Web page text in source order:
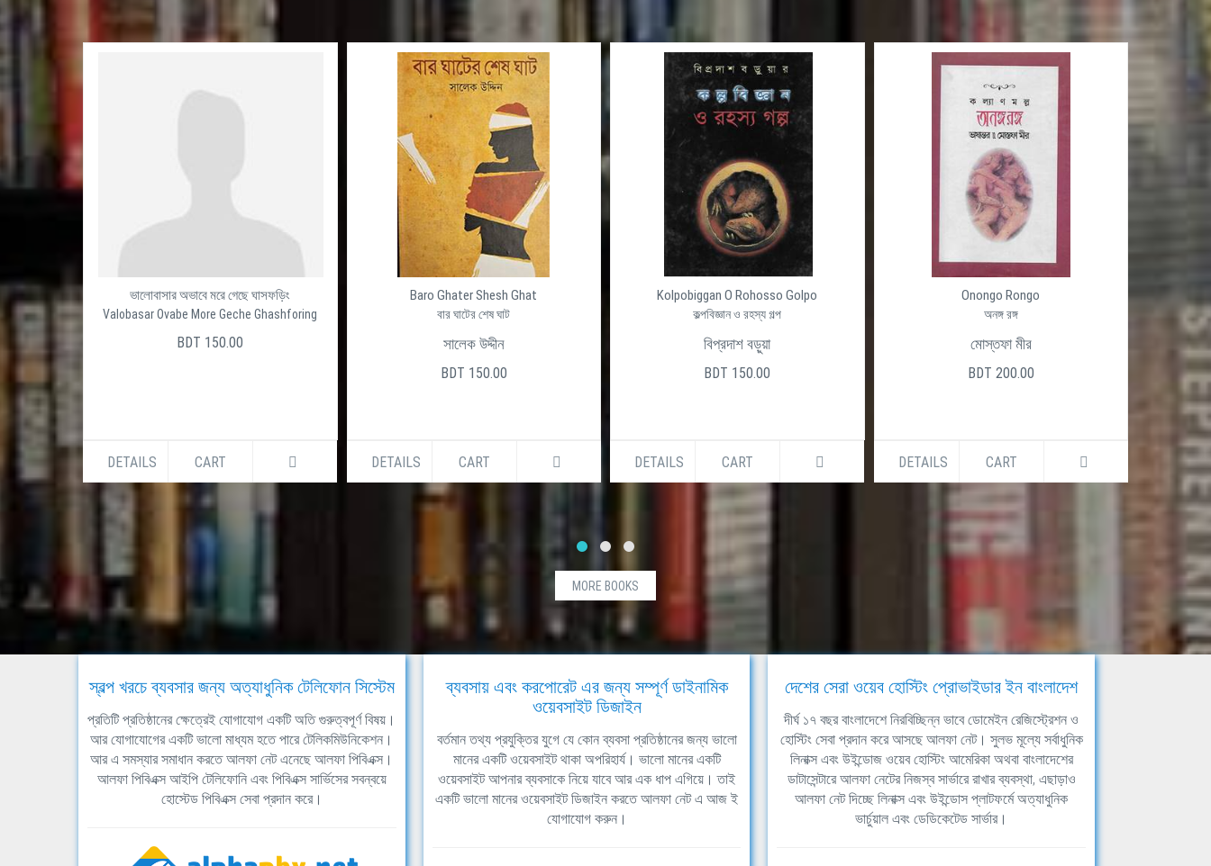
ভালোবাসার অভাবে মরে গেছে ঘাসফড়িং
Valobasar Ovabe More Geche Ghashforing
BDT 150.00
DETAILS CART
Baro Ghater Shesh Ghat
বার ঘাটের শেষ ঘাট
সালেক উদ্দীন
BDT 150.00
DETAILS CART
Kolpobiggan O Rohosso Golpo
কল্পবিজ্ঞান ও রহস্য গল্প
বিপ্রদাশ বড়ুয়া
BDT 150.00
DETAILS CART
Onongo Rongo
অনঙ্গ রঙ্গ
মোস্তফা মীর
BDT 200.00
DETAILS CART DETAILS
MORE BOOKS
স্বল্প খরচে ব্যবসার জন্য অত্যাধুনিক টেলিফোন সিস্টেম
প্রতিটি প্রতিষ্ঠানের ক্ষেত্রেই যোগাযোগ একটি অতি গুরুত্বপূর্ণ বিষয়।
আর যোগাযোগের একটি ভালো মাধ্যম হতে পারে টেলিকমিউনিকেশন।
আর এ সমস্যার সমাধান করতে আলফা নেট এনেছে আলফা পিবিএক্স।
আলফা পিবিএক্স আইপি টেলিফোনি এবং পিবিএক্স সার্ভিসের সবন্বয়ে
হোস্টেড পিবিএক্স সেবা প্রদান করে।
ব্যবসায় এবং করপোরেট এর জন্য সম্পূর্ণ ডাইনামিক
ওয়েবসাইট ডিজাইন
বর্তমান তথ্য প্রযুক্তির যুগে যে কোন ব্যবসা প্রতিষ্ঠানের জন্য ভালো
মানের একটি ওয়েবসাইট থাকা অপরিহার্য। ভালো মানের একটি
ওয়েবসাইট আপনার ব্যবসাকে নিয়ে যাবে আর এক ধাপ এগিয়ে। তাই
একটি ভালো মানের ওয়েবসাইট ডিজাইন করতে আলফা নেট এ আজ ই
যোগাযোগ করুন।
দেশের সেরা ওয়েব হোস্টিং প্রোভাইডার ইন বাংলাদেশ
দীর্ঘ ১৭ বছর বাংলাদেশে নিরবিচ্ছিন্ন ভাবে ডোমেইন রেজিস্ট্রেশন ও
হোস্টিং সেবা প্রদান করে আসছে আলফা নেট। সুলভ মূল্যে সর্বাধুনিক
লিনাক্স এবং উইন্ডোজ ওয়েব হোস্টিং আমেরিকা অথবা বাংলাদেশের
ডাটাসেন্টারে আলফা নেটের নিজস্ব সার্ভারে রাখার ব্যবস্থা, এছাড়াও
আলফা নেট দিচ্ছে লিনাক্স এবং উইন্ডোস প্লাটফর্মে অত্যাধুনিক
ভার্চুয়াল এবং ডেডিকেটেড সার্ভার।